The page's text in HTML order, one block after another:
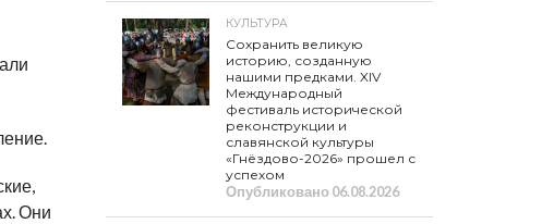
Они
КУЛЬТУРА
Сохранить великую
историю, созданную
нашими предками. XIV
Международный
фестиваль исторической
реконструкции и
славянской культуры
«Гнёздово-2026» прошел с
успехом
Опубликовано06.08.2026